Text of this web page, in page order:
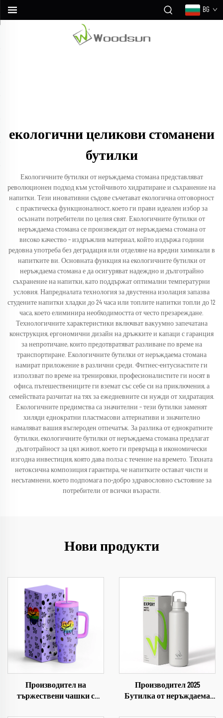
BG
екологични целикови стоманени
бутилки
Екологичните бутилки от неръждаема стомана представляват
революционен подход към устойчивото хидратиране и съхранение на
напитки. Тези иновативни съдове съчетават екологична отговорност
с практическа функционалност, което ги прави идеален избор за
осъзнати потребители по целия свят. Екологичните бутилки от
неръждаема стомана се произвеждат от неръждаема стомана от
високо качество – издръжлив материал, който издържа години
редовна употреба без деградация или отделяне на вредни химикали в
напитките ви. Основната функция на екологичните бутилки от
неръждаема стомана е да осигуряват надеждно и дълготрайно
съхранение на напитки, като поддържат оптимални температурни
условия. Напредналата технология за двустенна изолация запазва
студените напитки хладки до 24 часа или топлите напитки топли до 12
часа, което елиминира необходимостта от често презареждане.
Технологичните характеристики включват вакуумно запечатана
конструкция, ергономични дизайн на дръжките и капаци с гаранция
за непротичане, които предотвратяват разливане по време на
транспортиране. Екологичните бутилки от неръждаема стомана
намират приложение в различни среди. Фитнес-ентусиастите ги
използват по време на тренировки, професионалистите ги носят в
офиса, пътешествениците ги вземат със себе си на приключения, а
семействата разчитат на тях за ежедневните си нужди от хидратация.
Екологичните предимства са значителни – тези бутилки заменят
хиляди еднократни пластмасови алтернативи и значително
намаляват вашия въглероден отпечатък. За разлика от еднократните
бутилки, екологичните бутилки от неръждаема стомана предлагат
дълготрайност за цял живот, което ги превръща в икономически
изгодна инвестиция, която дава полза с течение на времето. Тяхната
нетоксична композиция гарантира, че напитките остават чисти и
несътамнени, което подпомага по-добро здравословно състояние за
потребители от всички възрасти.
Нови продукти
Производител на
тържествени чашки с
Производител 2025
Бутилка от неръждаема